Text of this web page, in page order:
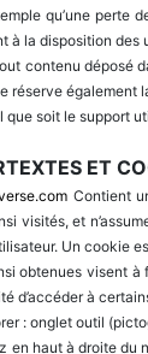
qu’une perte
à la disposition des
contenu déposé
réserve
que soit le support
ET
Contient
visités, et
Un cookie
obtenues visent
d’accéder à
: onglet outil
en haut à droite du